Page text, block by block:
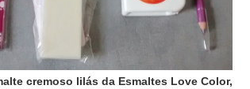
cremoso lilás da Esmaltes Love Color,